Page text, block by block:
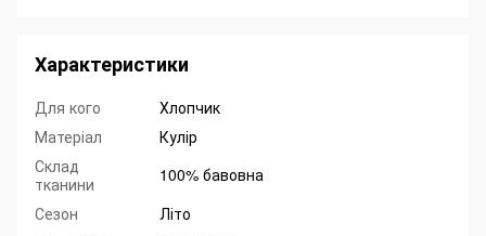
Характеристики
Для кого
Хлопчик
Матеріал
Кулір
Склад
тканини
100% бавовна
Сезон
Літо